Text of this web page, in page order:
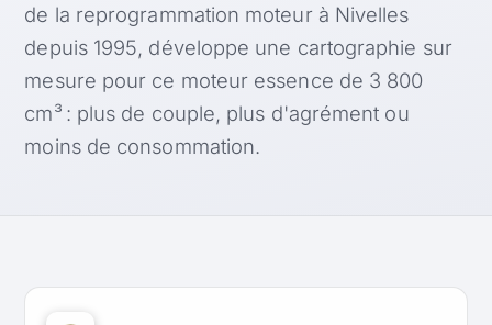
de la reprogrammation moteur à Nivelles
depuis 1995, développe une cartographie sur
mesure pour ce moteur essence de 3 800
cm³ : plus de couple, plus d'agrément ou
moins de consommation.